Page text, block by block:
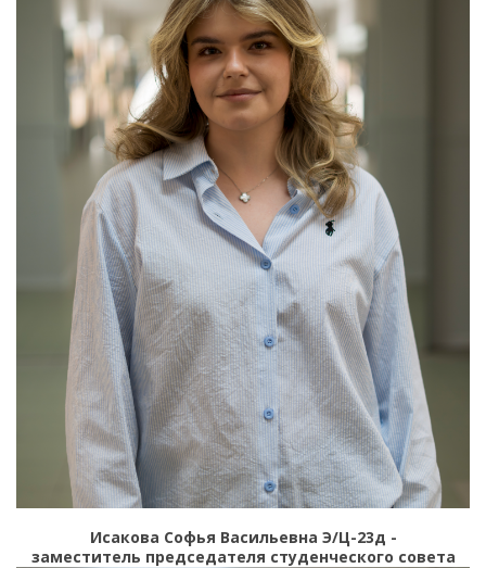
Исакова Софья Васильевна Э/Ц-23д -
заместитель председателя студенческого совета